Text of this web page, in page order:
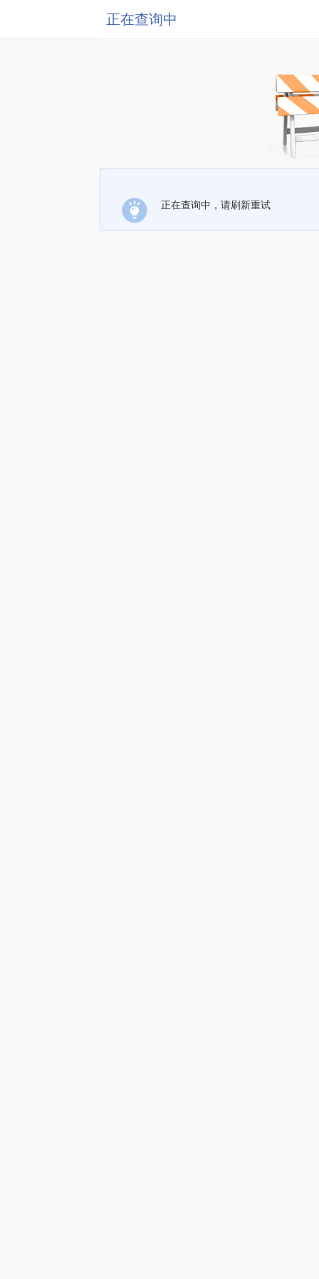
正在查询中
正在查询中，请刷新重试